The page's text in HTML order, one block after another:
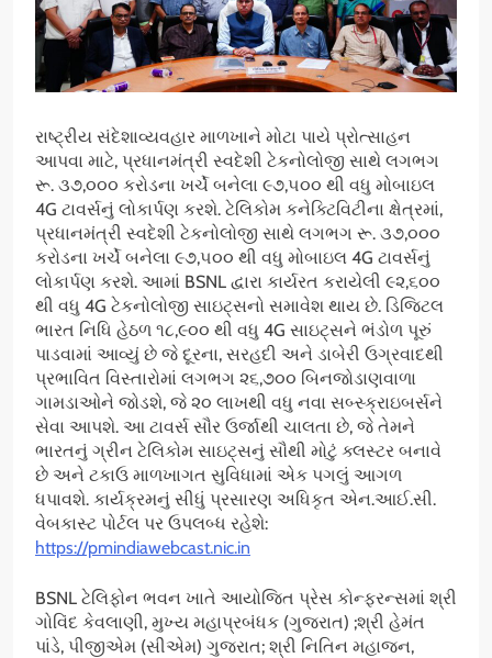
રાષ્ટ્રીય સંદેશાવ્યવહાર માળખાને મોટા પાયે પ્રોત્સાહન
આપવા માટે, પ્રધાનમંત્રી સ્વદેશી ટેકનોલોજી સાથે લગભગ
રૂ. ૩૭,૦૦૦ કરોડના ખર્ચે બનેલા ૯૭,૫૦૦ થી વધુ મોબાઇલ
4G ટાવર્સનું લોકાર્પણ કરશે. ટેલિકોમ કનેક્ટિવિટીના ક્ષેત્રમાં,
પ્રધાનમંત્રી સ્વદેશી ટેકનોલોજી સાથે લગભગ રૂ. ૩૭,૦૦૦
કરોડના ખર્ચે બનેલા ૯૭,૫૦૦ થી વધુ મોબાઇલ 4G ટાવર્સનું
લોકાર્પણ કરશે. આમાં BSNL દ્વારા કાર્યરત કરાયેલી ૯૨,૬૦૦
થી વધુ 4G ટેકનોલોજી સાઇટ્સનો સમાવેશ થાય છે. ડિજિટલ
ભારત નિધિ હેઠળ ૧૮,૯૦૦ થી વધુ 4G સાઇટ્સને ભંડોળ પૂરું
પાડવામાં આવ્યું છે જે દૂરના, સરહદી અને ડાબેરી ઉગ્રવાદથી
પ્રભાવિત વિસ્તારોમાં લગભગ ૨૬,૭૦૦ બિનજોડાણવાળા
ગામડાઓને જોડશે, જે ૨૦ લાખથી વધુ નવા સબ્સ્ક્રાઇબર્સને
સેવા આપશે. આ ટાવર્સ સૌર ઉર્જાથી ચાલતા છે, જે તેમને
ભારતનું ગ્રીન ટેલિકોમ સાઇટ્સનું સૌથી મોટું ક્લસ્ટર બનાવે
છે અને ટકાઉ માળખાગત સુવિધામાં એક પગલું આગળ
ધપાવશે. કાર્યક્રમનું સીધું પ્રસારણ અધિકૃત એન.આઈ.સી.
વેબકાસ્ટ પોર્ટલ પર ઉપલબ્ધ રહેશે:
https://pmindiawebcast.nic.in
BSNL ટેલિફોન ભવન ખાતે આયોજિત પ્રેસ કોન્ફરન્સમાં શ્રી
ગોવિંદ કેવલાણી, મુખ્ય મહાપ્રબંધક (ગુજરાત) ;શ્રી હેમંત
પાંડે, પીજીએમ (સીએમ) ગુજરાત; શ્રી નિતિન મહાજન,